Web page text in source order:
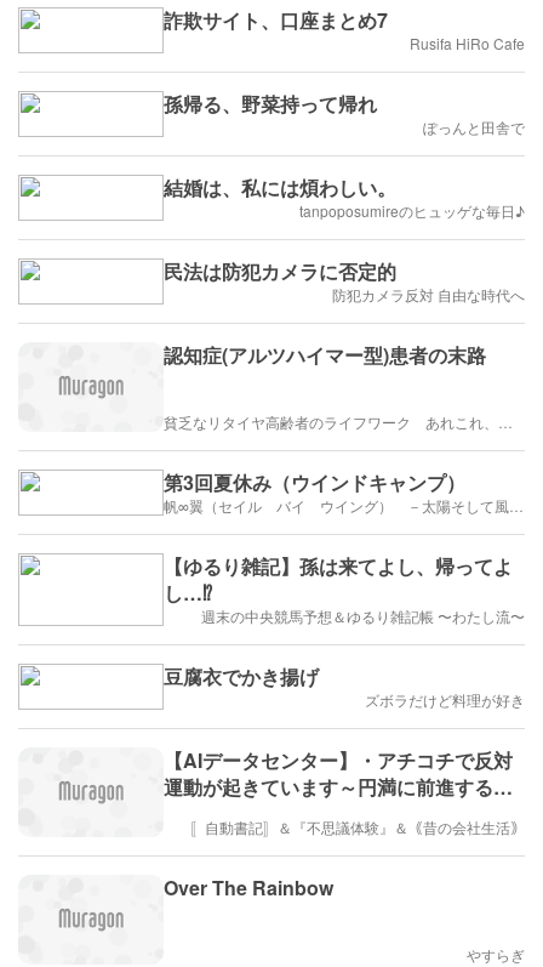
詐欺サイト、口座まとめ7
Rusifa HiRo Cafe
孫帰る、野菜持って帰れ
ぽっんと田舎で
結婚は、私には煩わしい。
tanpoposumireのヒュッゲな毎日♪
民法は防犯カメラに否定的
防犯カメラ反対 自由な時代へ
認知症(アルツハイマー型)患者の末路
第3回夏休み（ウインドキャンプ）
【ゆるり雑記】孫は来てよし、帰ってよ
し…⁉️
週末の中央競馬予想＆ゆるり雑記帳 〜わたし流〜
豆腐衣でかき揚げ
ズボラだけど料理が好き
【AIデータセンター】・アチコチで反対
運動が起きています～円満に前進するこ
〚自動書記〛＆『不思議体験』＆｟昔の会社生活｠
Over The Rainbow
やすらぎ